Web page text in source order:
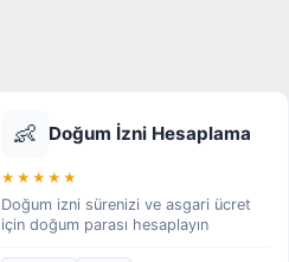
👶 Doğum İzni Hesaplama
★★★★★
Doğum izni sürenizi ve asgari ücret
için doğum parası hesaplayın